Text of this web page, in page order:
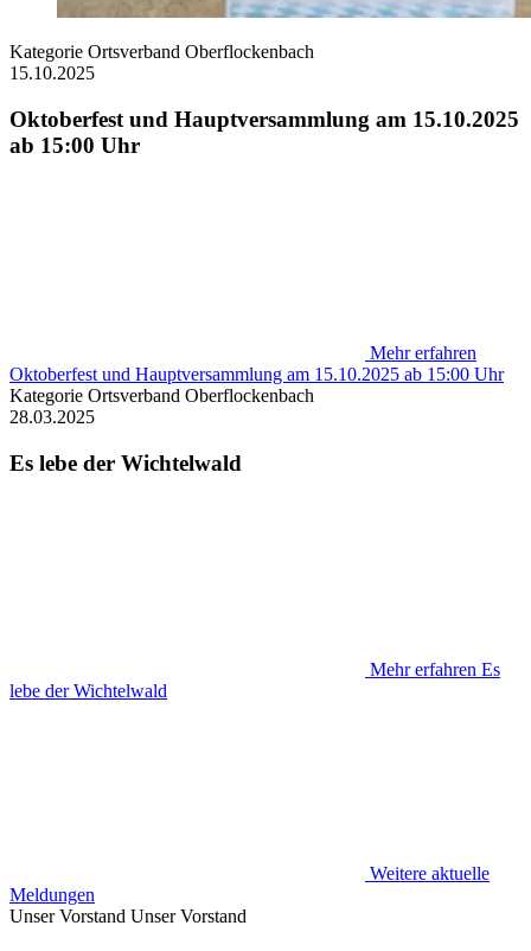
Kategorie Ortsverband Oberflockenbach
15.10.2025
Oktoberfest und Hauptversammlung am 15.10.2025
ab 15:00 Uhr
Mehr erfahren
Oktoberfest und Hauptversammlung am 15.10.2025 ab 15:00 Uhr
Kategorie Ortsverband Oberflockenbach
28.03.2025
Es lebe der Wichtelwald
Mehr erfahren Es
lebe der Wichtelwald
Weitere aktuelle
Meldungen
Unser Vorstand Unser Vorstand